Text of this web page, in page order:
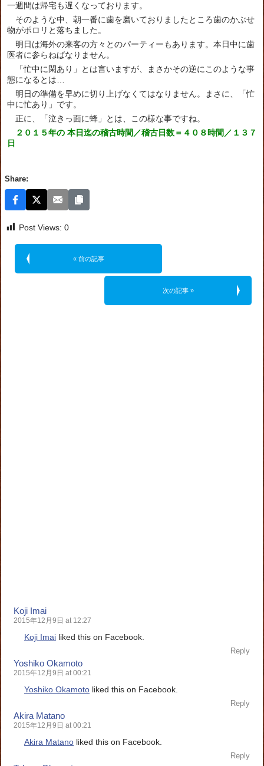
一週間は帰宅も遅くなっております。
そのような中、朝一番に歯を磨いておりましたところ歯のかぶせ
物がポロリと落ちました。
明日は海外の来客の方々とのパーティーもあります。本日中に歯
医者に参らねばなりません。
「忙中に閑あり」とは言いますが、まさかその逆にこのような事
態になるとは…
明日の準備を早めに切り上げなくてはなりません。まさに、「忙
中に忙あり」です。
正に、「泣きっ面に蜂」とは、この様な事ですね。
２０１５年の 本日迄の稽古時間／稽古日数＝４０８時間／１３７
日
Share:
Post Views: 0
« 前の記事
次の記事 »
Koji Imai
2015年12月9日 at 12:27
Koji Imai liked this on Facebook.
Reply
Yoshiko Okamoto
2015年12月9日 at 00:21
Yoshiko Okamoto liked this on Facebook.
Reply
Akira Matano
2015年12月9日 at 00:21
Akira Matano liked this on Facebook.
Reply